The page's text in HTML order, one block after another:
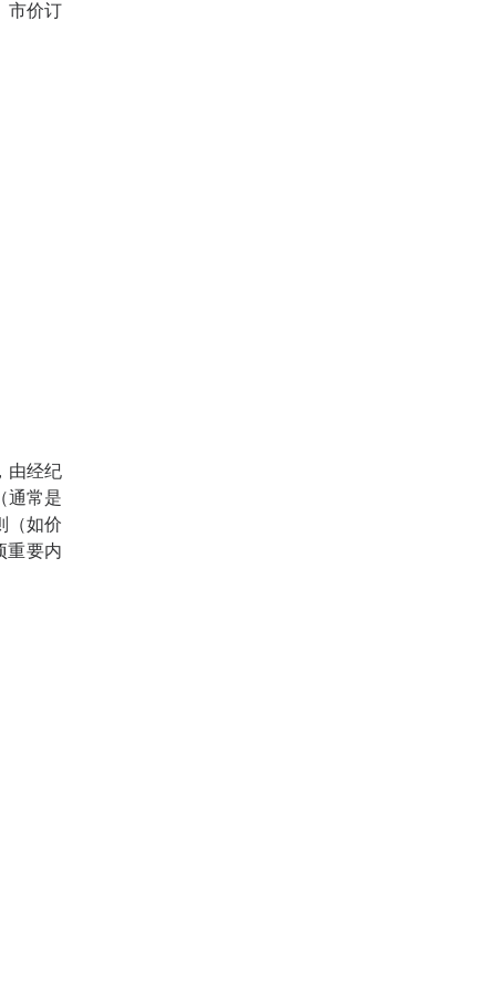
市价订
由经纪
通常是
（如价
重要内